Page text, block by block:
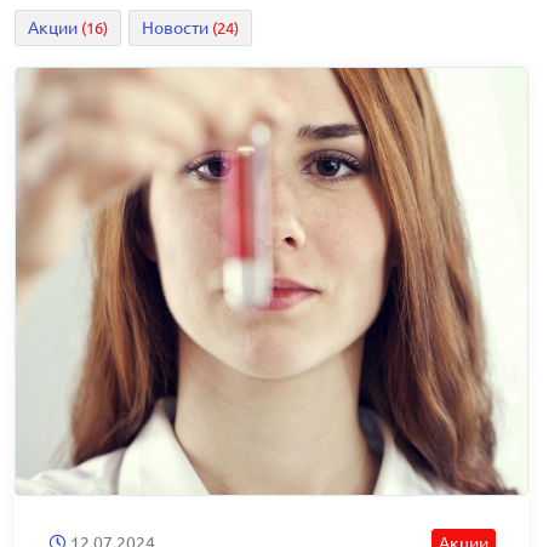
Акции (16) Новости (24)
12.07.2024 Акции